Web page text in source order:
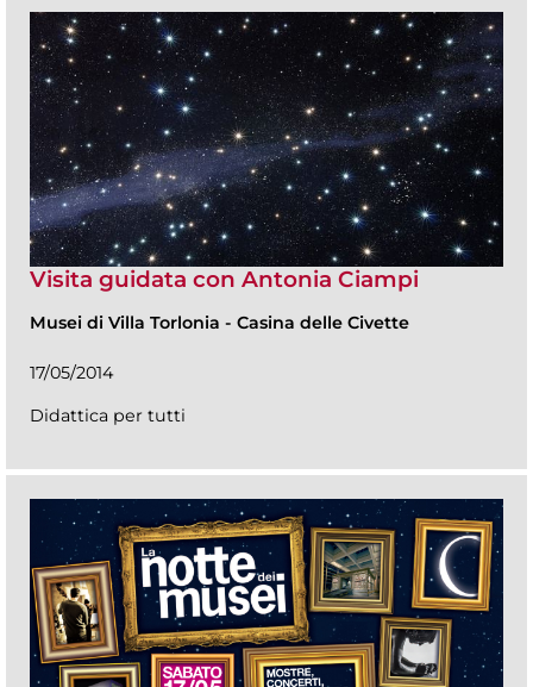
Visita guidata con Antonia Ciampi
Musei di Villa Torlonia - Casina delle Civette
17/05/2014
Didattica per tutti